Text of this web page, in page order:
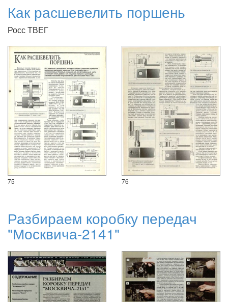
Как расшевелить поршень
Росс ТВЕГ
75 76
Разбираем коробку передач
"Москвича-2141"